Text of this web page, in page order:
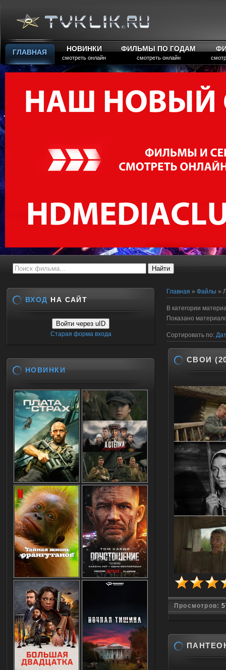
ГЛАВНАЯ НОВИНКИ
смотреть онлайн
ФИЛЬМЫ ПО ГОДАМ
смотреть онлайн
Главная » Файлы »
В категории
Показано
Сортировать по:
СВОИ
Просмотров:
ПАНТЕОН
ВХОД НА САЙТ
Войти через uID
Старая форма входа
НОВИНКИ